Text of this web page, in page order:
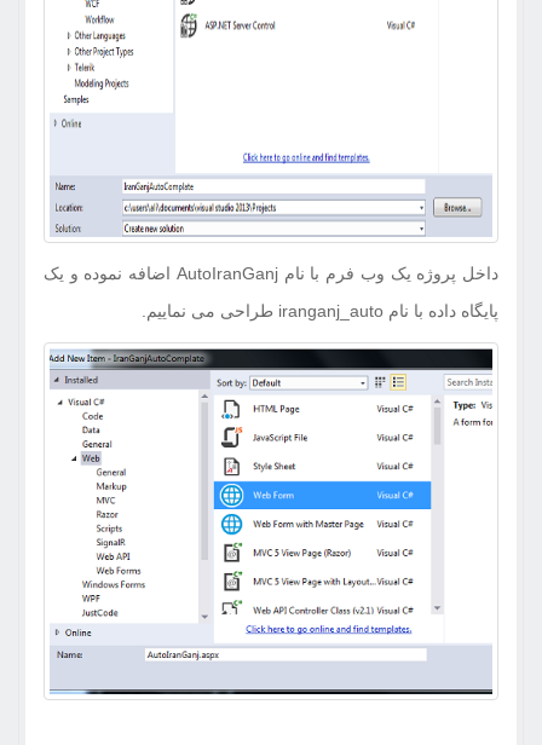
داخل پروژه یک وب فرم با نام AutoIranGanj اضافه نموده و یک
پایگاه داده با نام iranganj_auto طراحی می نماییم.